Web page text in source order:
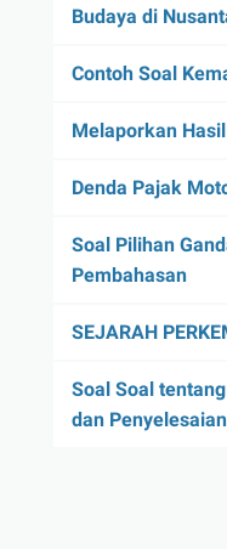
Budaya di
Contoh Soal
Melaporkan
Denda Pajak
Soal Pilihan
Pembahasan
SEJARAH
Soal Soal
dan Penyelesaian